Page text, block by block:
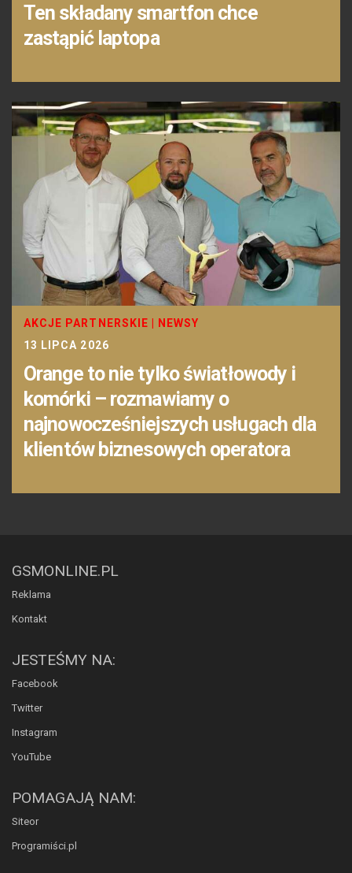
Ten składany smartfon chce
zastąpić laptopa
AKCJE PARTNERSKIE
NEWSY
13 LIPCA 2026
Orange to nie tylko światłowody i
komórki – rozmawiamy o
najnowocześniejszych usługach dla
klientów biznesowych operatora
GSMONLINE.PL
Reklama
Kontakt
JESTEŚMY NA:
Facebook
Twitter
Instagram
YouTube
POMAGAJĄ NAM:
Siteor
Programiści.pl